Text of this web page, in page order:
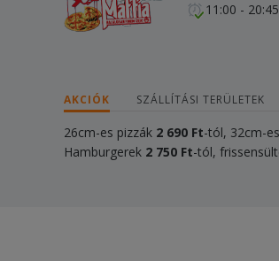
11:00 - 20:45
AKCIÓK SZÁLLÍTÁSI TERÜLETEK
26cm-es pizzák 2 690 Ft-tól, 32cm-
Hamburgerek 2 750 Ft-tól,